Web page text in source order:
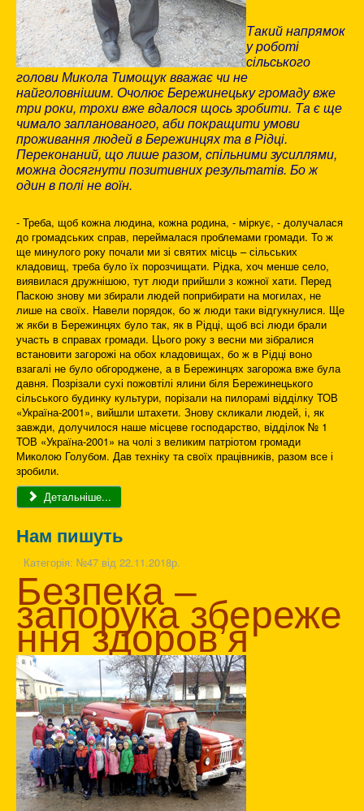
Такий напрямок
у роботі
сільського
голови Микола Тимощук вважає чи не
найголовнішим. Очолює Бережинецьку громаду вже
три роки, трохи вже вдалося щось зробити. Та є ще
чимало запланованого, аби покращити умови
проживання людей в Бережинцях та в Рідці.
Переконаний, що лише разом, спільними зусиллями,
можна досягнути позитивних результатів. Бо ж
один в полі не воїн.
- Треба, щоб кожна людина, кожна родина, - міркує, - долучалася
до громадських справ, переймалася проблемами громади. То ж
ще минулого року почали ми зі святих місць – сільських
кладовищ, треба було їх порозчищати. Рідка, хоч менше село,
виявилася дружнішою, тут люди прийшли з кожної хати. Перед
Паскою знову ми збирали людей поприбирати на могилах, не
лише на своїх. Навели порядок, бо ж люди таки відгукнулися. Ще
ж якби в Бережинцях було так, як в Рідці, щоб всі люди брали
участь в справах громади. Цього року з весни ми зібралися
встановити загорожі на обох кладовищах, бо ж в Рідці воно
взагалі не було обгороджене, а в Бережинцях загорожа вже була
давня. Позрізали сухі пожовтілі ялини біля Бережинецького
сільського будинку культури, порізали на пилорамі відділку ТОВ
«Україна-2001», вийшли штахети. Знову скликали людей, і, як
завжди, долучилося наше місцеве господарство, відділок № 1
ТОВ «Україна-2001» на чолі з великим патріотом громади
Миколою Голубом. Дав техніку та своїх працівників, разом все і
зробили.
Детальніше...
Нам пишуть
Категорія: №47 від 22.11.2018р.
Безпека –
запорука збереже
ння здоров’я